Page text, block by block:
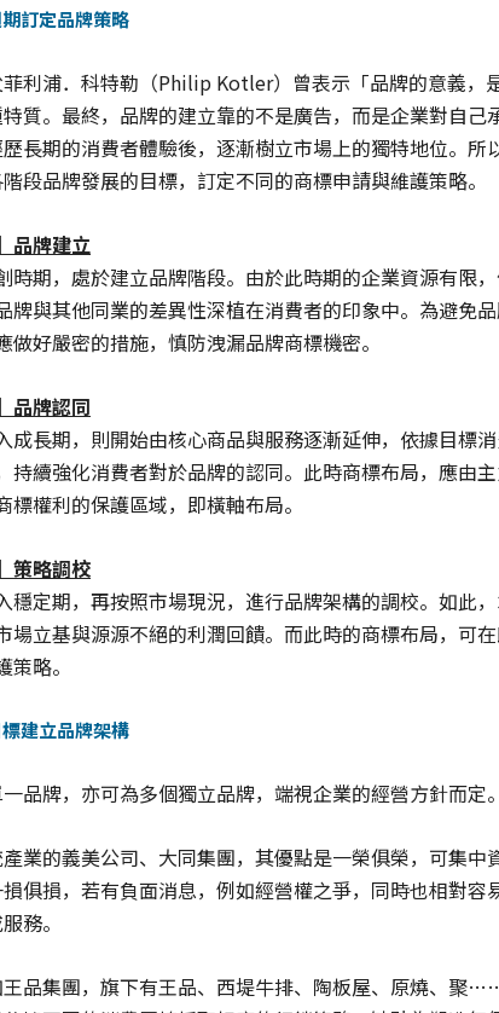
訂定品牌策略
利浦．科特勒（Philip Kotler）曾表示「品牌的意義，
質。最終，品牌的建立靠的不是廣告，而是企業對自
長期的消費者體驗後，逐漸樹立市場上的獨特地位。
段品牌發展的目標，訂定不同的商標申請與維護策略。
品牌建立
時期，處於建立品牌階段。由於此時期的企業資源有限
牌與其他同業的差異性深植在消費者的印象中。為避免
做好嚴密的措施，慎防洩漏品牌商標機密。
品牌認同
成長期，則開始由核心商品與服務逐漸延伸，依據目標
持續強化消費者對於品牌的認同。此時商標布局，應由
標權利的保護區域，即橫軸布局。
策略調校
穩定期，再按照市場現況，進行品牌架構的調校。如此
場立基與源源不絕的利潤回饋。而此時的商標布局，可
策略。
建立品牌架構
品牌，亦可為多個獨立品牌，端視企業的經營方針而定。
業的義美公司、大同集團，其優點是一榮俱榮，可集
俱損，若有負面消息，例如經營權之爭，同時也相對
務。
品集團，旗下有王品、西堤牛排、陶板屋、原燒、聚